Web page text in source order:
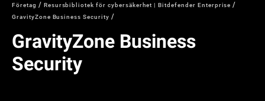
Företag
Resursbibliotek för cybersäkerhet | Bitdefender Enterprise
GravityZone Business Security
GravityZone Business
Security